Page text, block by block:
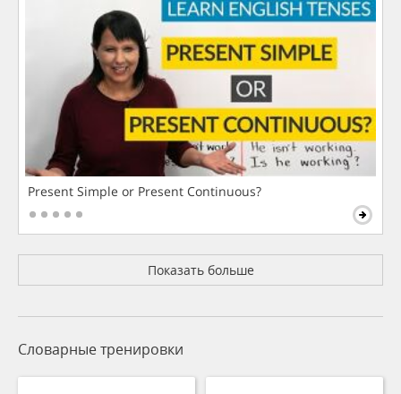
Present Simple or Present Continuous?
Показать больше
Словарные тренировки